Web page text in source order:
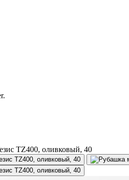
TZ400, оливковый, 40